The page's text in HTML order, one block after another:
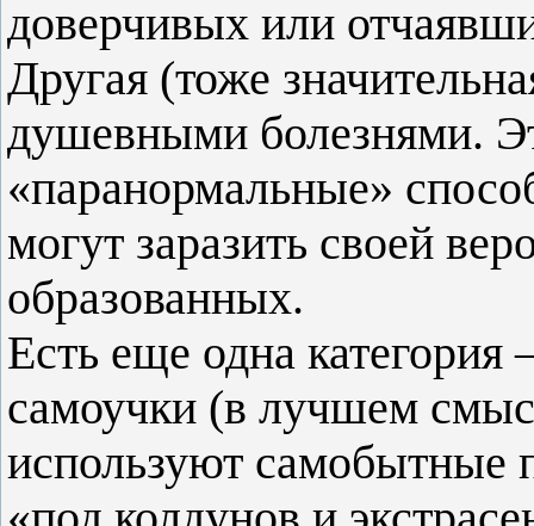
доверчивых или
Другая (тоже
душевными болезнями.
«паранормальные»
могут заразить своей
образованных.
Есть еще одна
самоучки (в лучшем
используют самобытные